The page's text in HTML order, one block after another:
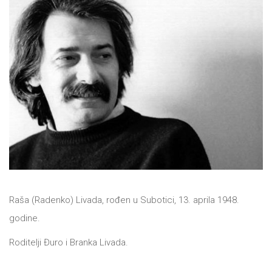
NOVOSTI
O
NAMA
KONTAKT
Raša (Radenko) Livada, rođen u Subotici, 13. aprila 1948.
godine.
Roditelji Đuro i Branka Livada.